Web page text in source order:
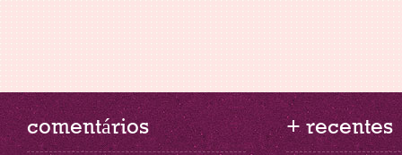
comentários + recentes